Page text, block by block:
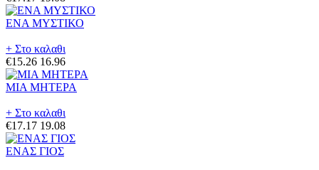
ΕΝΑ ΜΥΣΤΙΚΟ
+ Στο καλαθι
€15.26 16.96
ΜΙΑ ΜΗΤΕΡΑ
+ Στο καλαθι
€17.17 19.08
ΕΝΑΣ ΓΙΟΣ